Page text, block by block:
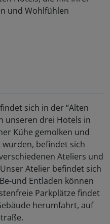
und Wohlfühlen
sich in der “Alten
unseren drei Hotels in
Kühe gemolken und
befindet sich
Ateliers und
Atelier befindet sich
und Entladen können
Parkplätze findet
herumfahrt, auf